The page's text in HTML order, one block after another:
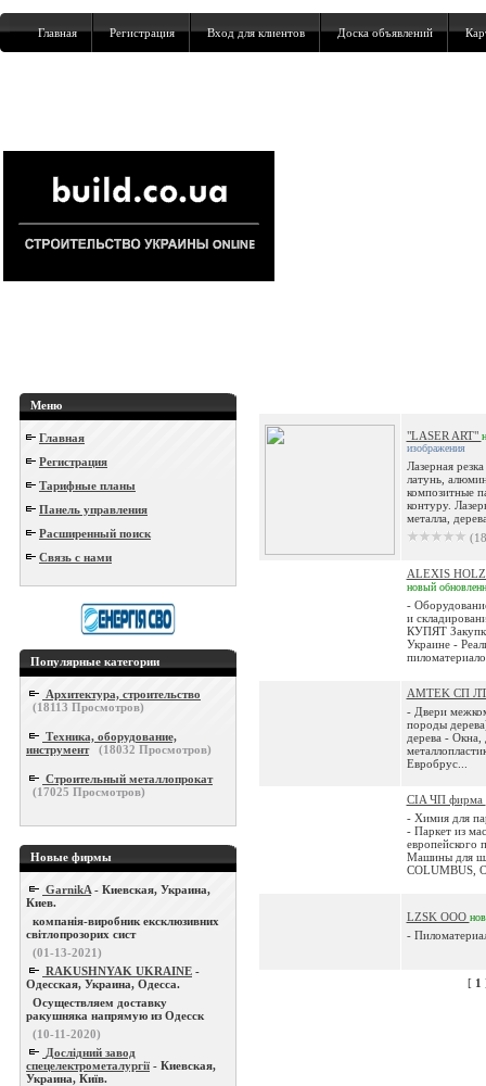
Главная Регистрация Вход для клиентов Доска объявлений
Меню
Главная
Регистрация
Тарифные планы
Панель управления
Расширенный поиск
Связь с нами
Популярные категории
Архитектура, строительство
(18113 Просмотров)
Техника, оборудование,
инструмент
(18032 Просмотров)
Строительный металлопрокат
(17025 Просмотров)
Новые фирмы
GarnikA - Киевская, Украина,
Киев.
компанія-виробник ексклюзивних
світлопрозорих сист
(01-13-2021)
RAKUSHNYAK UKRAINE -
Одесская, Украина, Одесса.
Осуществляем доставку
ракушняка напрямую из Одесск
(10-11-2020)
Дослідний завод
спецелектрометалургії - Киевская,
Украина, Київ.
"LASER ART"
изображения
Лазерная
латунь,
композитные
контуру.
металла,
ALEXIS
новый
-
и
КУПЯТ
Украине -
AMTEK СП
- Двери
породы
дерева - Окна,
Евробрус...
CIA ЧП фирма
- Химия для
- Паркет из
европейского
Машины для
COLUMBUS,
LZSK ООО
-
[ 1